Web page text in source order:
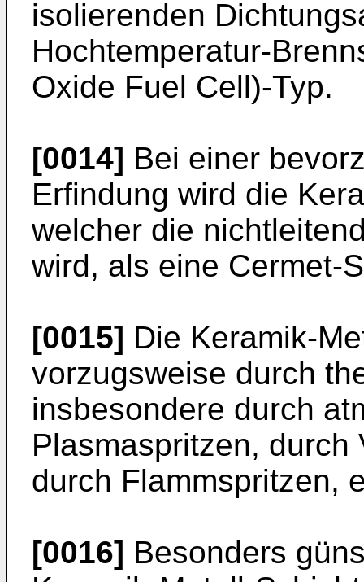
isolierenden
Hochtemperatur-
Oxide Fuel Cell)-Typ.
[0014] Bei einer
Erfindung wird die
welcher die
wird, als eine Cermet-
[0015] Die Keramik-
vorzugsweise durch
insbesondere durch
Plasmaspritzen, durch
durch Flammspritzen,
[0016] Besonders